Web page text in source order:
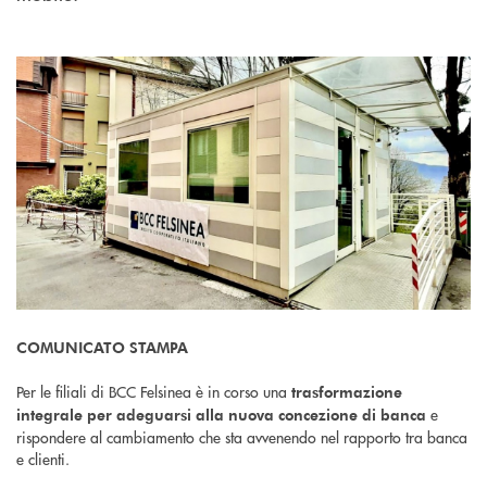
COMUNICATO STAMPA
Per le filiali di BCC Felsinea è in corso una trasformazione
integrale per adeguarsi alla nuova concezione di banca e
rispondere al cambiamento che sta avvenendo nel rapporto tra banca
e clienti.